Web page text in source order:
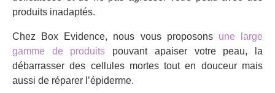
produits inadaptés.
Chez Box Evidence, nous vous proposons une large
gamme de produits pouvant apaiser votre peau, la
débarrasser des cellules mortes tout en douceur mais
aussi de réparer l’épiderme.